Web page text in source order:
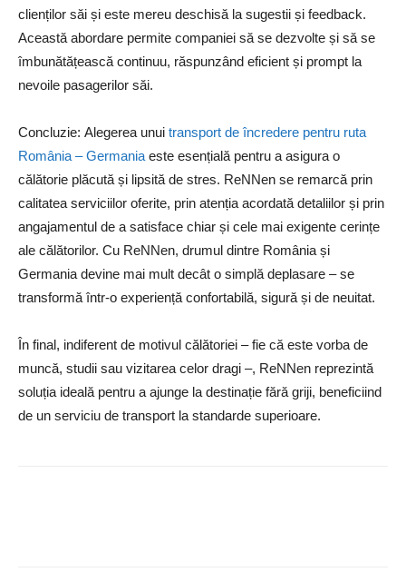
clienților săi și este mereu deschisă la sugestii și feedback.
Această abordare permite companiei să se dezvolte și să se
îmbunătățească continuu, răspunzând eficient și prompt la
nevoile pasagerilor săi.
Concluzie: Alegerea unui transport de încredere pentru ruta
România – Germania este esențială pentru a asigura o
călătorie plăcută și lipsită de stres. ReNNen se remarcă prin
calitatea serviciilor oferite, prin atenția acordată detaliilor și prin
angajamentul de a satisface chiar și cele mai exigente cerințe
ale călătorilor. Cu ReNNen, drumul dintre România și
Germania devine mai mult decât o simplă deplasare – se
transformă într-o experiență confortabilă, sigură și de neuitat.
În final, indiferent de motivul călătoriei – fie că este vorba de
muncă, studii sau vizitarea celor dragi –, ReNNen reprezintă
soluția ideală pentru a ajunge la destinație fără griji, beneficiind
de un serviciu de transport la standarde superioare.